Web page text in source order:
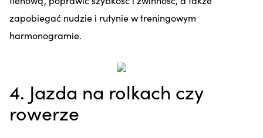
zapobiegać nudzie i rutynie w treningowym
harmonogramie.
4. Jazda na rolkach czy
rowerze